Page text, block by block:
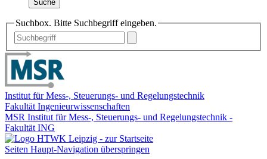
Suche
Suchbox. Bitte Suchbegriff eingeben.
Institut für Mess-, Steuerungs- und Regelungstechnik
Fakultät Ingenieurwissenschaften
MSR Institut für Mess-, Steuerungs- und Regelungstechnik -
Fakultät ING
Seiten Haupt-Navigation überspringen